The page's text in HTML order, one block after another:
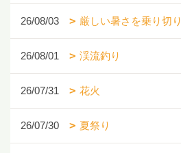
26/08/03 厳しい暑さを乗り切
26/08/01 渓流釣り
26/07/31 花火
26/07/30 夏祭り